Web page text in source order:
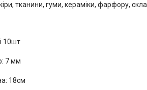
тканини, гуми, кераміки, фарфору, скла.
10шт
7 мм
18см